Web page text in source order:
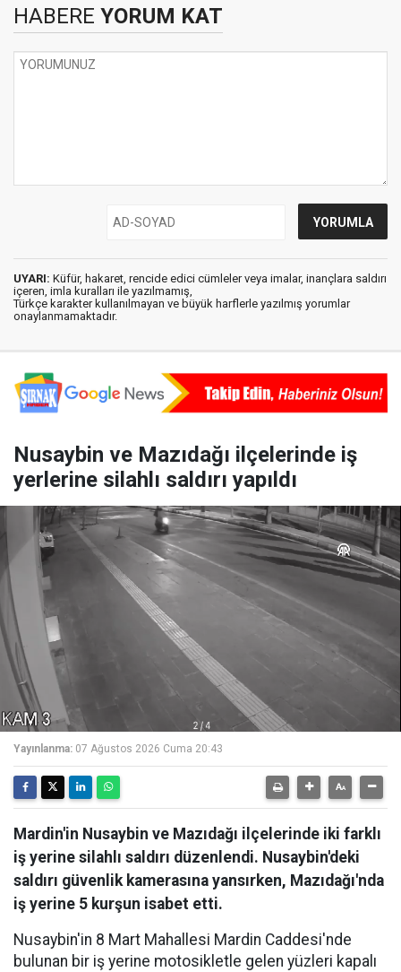
HABERE YORUM KAT
UYARI: Küfür, hakaret, rencide edici cümleler veya imalar, inançlara saldırı
içeren, imla kuralları ile yazılmamış,
Türkçe karakter kullanılmayan ve büyük harflerle yazılmış yorumlar
onaylanmamaktadır.
Nusaybin ve Mazıdağı ilçelerinde iş
yerlerine silahlı saldırı yapıldı
Yayınlanma: 07 Ağustos 2026 Cuma 20:43
Mardin'in Nusaybin ve Mazıdağı ilçelerinde iki farklı
iş yerine silahlı saldırı düzenlendi. Nusaybin'deki
saldırı güvenlik kamerasına yansırken, Mazıdağı'nda
iş yerine 5 kurşun isabet etti.
Nusaybin'in 8 Mart Mahallesi Mardin Caddesi'nde
bulunan bir iş yerine motosikletle gelen yüzleri kapalı